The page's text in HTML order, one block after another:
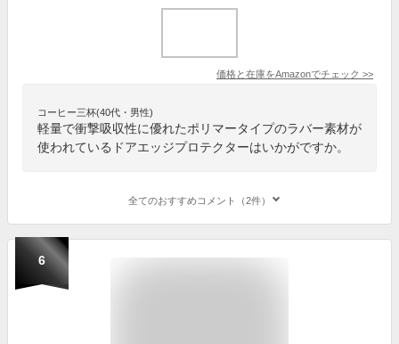
価格と在庫をAmazonでチェック >>
コーヒー三杯(40代・男性)
軽量で衝撃吸収性に優れたポリマータイプのラバー素材が
使われているドアエッジプロテクターはいかがですか。
全てのおすすめコメント（2件）
6